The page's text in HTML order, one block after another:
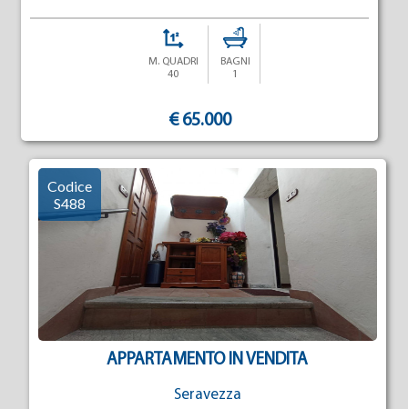
M. QUADRI
40
BAGNI
1
€ 65.000
APPARTAMENTO IN VENDITA
Seravezza
Codice
S488